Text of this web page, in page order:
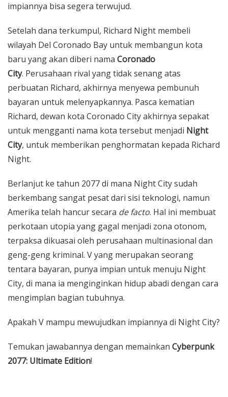
impiannya bisa segera terwujud.
Setelah dana terkumpul, Richard Night membeli
wilayah Del Coronado Bay untuk membangun kota
baru yang akan diberi nama Coronado
City. Perusahaan rival yang tidak senang atas
perbuatan Richard, akhirnya menyewa pembunuh
bayaran untuk melenyapkannya. Pasca kematian
Richard, dewan kota Coronado City akhirnya sepakat
untuk mengganti nama kota tersebut menjadi Night
City, untuk memberikan penghormatan kepada Richard
Night.
Berlanjut ke tahun 2077 di mana Night City sudah
berkembang sangat pesat dari sisi teknologi, namun
Amerika telah hancur secara de facto. Hal ini membuat
perkotaan utopia yang gagal menjadi zona otonom,
terpaksa dikuasai oleh perusahaan multinasional dan
geng-geng kriminal. V yang merupakan seorang
tentara bayaran, punya impian untuk menuju Night
City, di mana ia menginginkan hidup abadi dengan cara
mengimplan bagian tubuhnya.
Apakah V mampu mewujudkan impiannya di Night City?
Temukan jawabannya dengan memainkan Cyberpunk
2077: Ultimate Edition!